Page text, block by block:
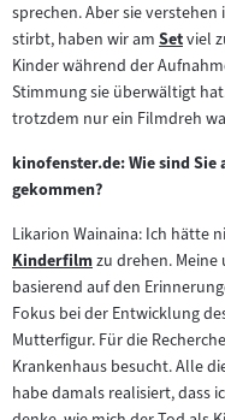
sprechen. Aber sie verstehen
stirbt, haben wir am Zum
Inhalt:
Setviel
Kinder während der
Stimmung sie überwältigt
trotzdem nur ein Filmdreh
kinofenster.de: Wie sind
gekommen?
Likarion Wainaina: Ich hätte
Zum
Inhalt:
Kinderfilmzu drehen.
basierend auf den
Fokus bei der Entwicklung
Mutterfigur. Für die
Krankenhaus besucht. Alle
habe damals realisiert, dass